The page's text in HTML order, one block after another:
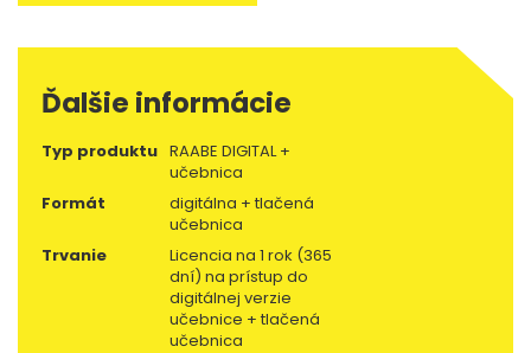
Ďalšie informácie
Typ produktu RAABE DIGITAL +
učebnica
Formát
digitálna + tlačená
učebnica
Trvanie
Licencia na 1 rok (365
dní) na prístup do
digitálnej verzie
učebnice + tlačená
učebnica